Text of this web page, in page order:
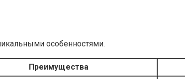
особенностями.
Преимущества